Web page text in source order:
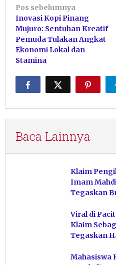
Navigasi
pos
Pos sebelumnya
Inovasi Kopi Pinang
Mujuro: Sentuhan Kreatif
Pemuda Tulakan Angkat
Ekonomi Lokal dan
Stamina
Baca Lainnya
Klaim
Imam
Tegaskan
Viral di
Klaim
Tegaskan
Mahasiswa